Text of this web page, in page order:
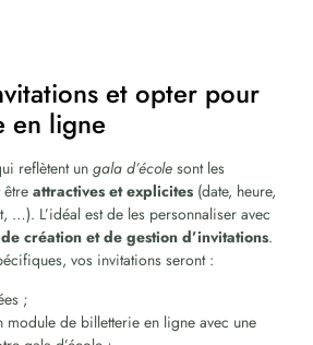
et opter pour
en ligne
reflètent un gala d’école sont les
attractives et explicites (date, heure,
…). L’idéal est de les personnaliser avec
création et de gestion d’invitations.
vos invitations seront :
;
module de billetterie en ligne avec une